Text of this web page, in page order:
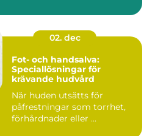
02. dec
Fot- och handsalva:
Speciallösningar för
krävande hudvård
När huden utsätts för
påfrestningar som torrhet,
förhårdnader eller ...